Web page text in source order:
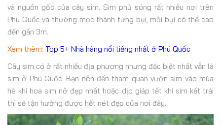
và nguồn gốc của cây sim. Sim phủ sóng rất nhiều nơi trên
Phú Quốc và thường mọc thành từng bụi, mỗi bụi có thể cao
đến gần 3m.
Xem thêm: Top 5+ Nhà hàng nổi tiếng nhất ở Phú Quốc
Cây sim có ở rất nhiều địa phương nhưng đặc biệt nhất vẫn là
sim ở Phú Quốc. Bạn nên đến tham quan vườn sim vào mùa
hè khi hoa sim nở đẹp nhất hoặc dịp giáp tết khi sim kết trái
thì sẽ tận hưởng được hết nét đẹp của nơi đây.